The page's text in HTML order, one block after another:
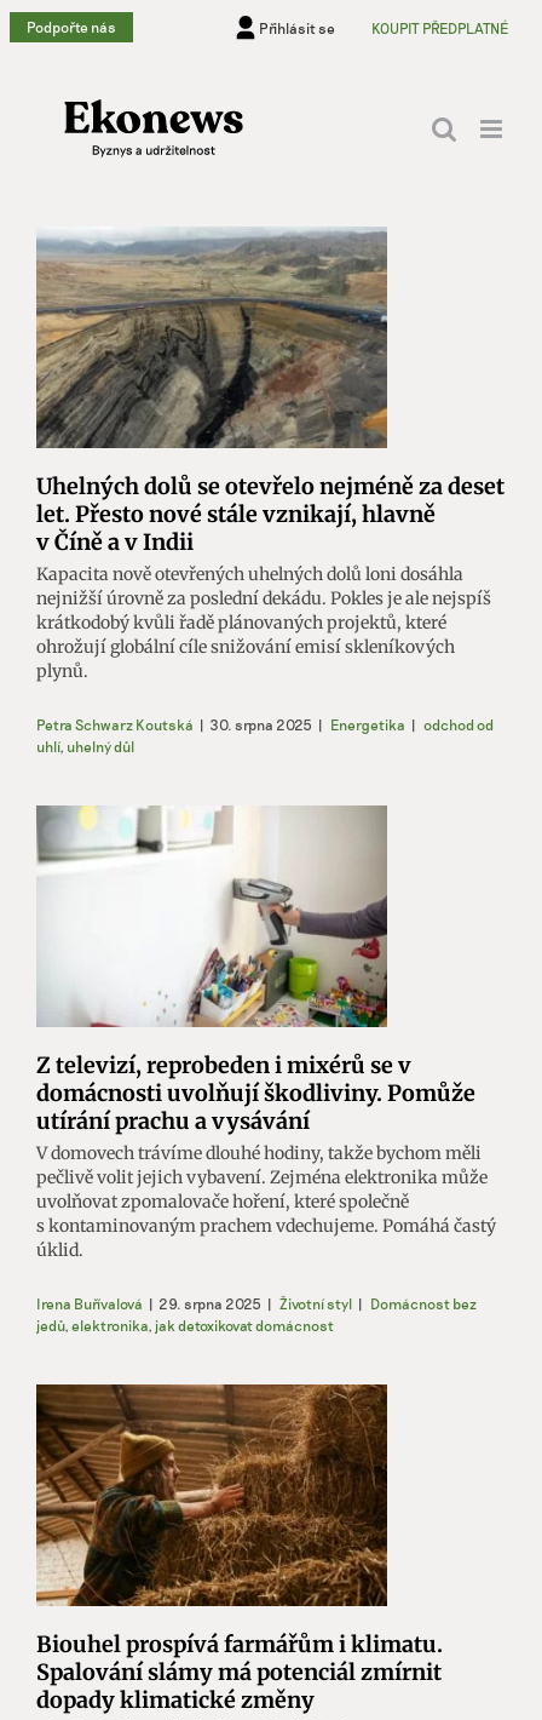
Přeskočit
na
Podpořte nás Přihlásit se KOUPIT PŘEDPLATNÉ
Uhelných dolů se otevřelo nejméně za deset
let. Přesto nové stále vznikají, hlavně
v Číně a v Indii
Kapacita nově otevřených uhelných dolů loni dosáhla
nejnižší úrovně za poslední dekádu. Pokles je ale nejspíš
krátkodobý kvůli řadě plánovaných projektů, které
ohrožují globální cíle snižování emisí skleníkových
plynů.
Petra Schwarz Koutská | 30. srpna 2025 | Energetika | odchod od
uhlí, uhelný důl
Z televizí, reprobeden i mixérů se v
domácnosti uvolňují škodliviny. Pomůže
utírání prachu a vysávání
V domovech trávíme dlouhé hodiny, takže bychom měli
pečlivě volit jejich vybavení. Zejména elektronika může
uvolňovat zpomalovače hoření, které společně
s kontaminovaným prachem vdechujeme. Pomáhá častý
úklid.
Irena Buřívalová | 29. srpna 2025 | Životní styl | Domácnost bez
jedů, elektronika, jak detoxikovat domácnost
Biouhel prospívá farmářům i klimatu.
Spalování slámy má potenciál zmírnit
dopady klimatické změny